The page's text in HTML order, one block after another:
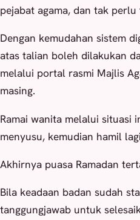
pejabat agama, dan tak
Dengan kemudahan sistem
atas talian boleh dilakukan
melalui portal rasmi Majlis
masing.
Ramai wanita melalui situasi
menyusu, kemudian hamil
Akhirnya puasa Ramadan
Bila keadaan badan sudah
tanggungjawab untuk